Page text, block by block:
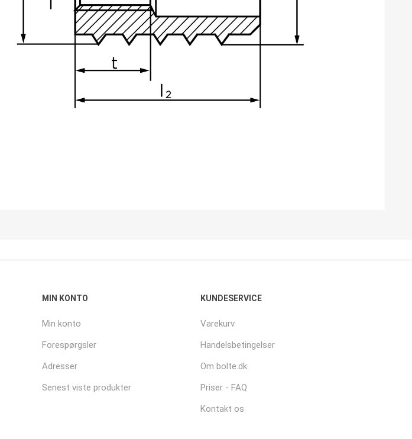
MIN KONTO
Min konto
Forespørgsler
Adresser
Senest viste produkter
KUNDESERVICE
Varekurv
Handelsbetingelser
Om bolte.dk
Priser - FAQ
Kontakt os